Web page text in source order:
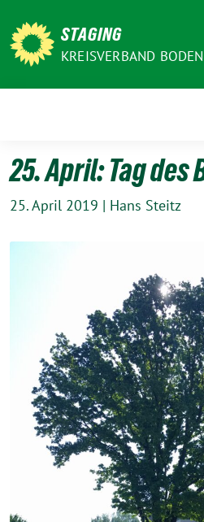
zum
Inhalt
STAGING
KREISVERBAND
25. April: Tag des
25. April 2019 | Hans Steitz